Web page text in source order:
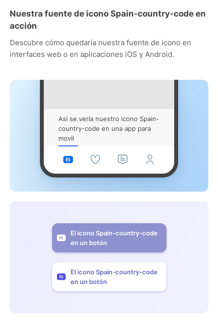
Nuestra fuente de icono Spain-country-code en
acción
Descubre cómo quedaría nuestra fuente de icono en
interfaces web o en aplicaciones iOS y Android.
Así se vería nuestro icono Spain-
country-code en una app para
movil
El icono Spain-country-code
en un botón
El icono Spain-country-code
en un botón